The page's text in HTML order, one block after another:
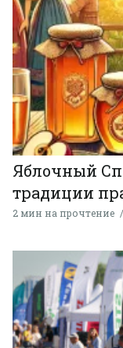
Яблочный
традиции
2 мин на прочтение